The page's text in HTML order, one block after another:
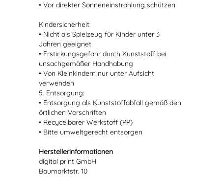
• Vor direkter Sonneneinstrahlung schützen
Kindersicherheit:
• Nicht als Spielzeug für Kinder unter 3
Jahren geeignet
• Erstickungsgefahr durch Kunststoff bei
unsachgemäßer Handhabung
• Von Kleinkindern nur unter Aufsicht
verwenden
5. Entsorgung:
• Entsorgung als Kunststoffabfall gemäß den
örtlichen Vorschriften
• Recycelbarer Werkstoff (PP)
• Bitte umweltgerecht entsorgen
Herstellerinformationen
digital print GmbH
Baumarktstr. 10